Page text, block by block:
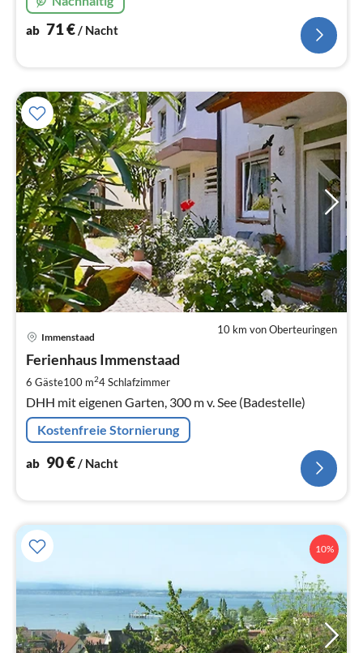
ab 71€/ Nacht
10 km von Oberteuringen
Immenstaad
Ferienhaus Immenstaad
6 Gäste100 m24Schlafzimmer
DHH mit eigenen Garten, 300 m v. See (Badestelle)
Kostenfreie Stornierung
ab 90€/ Nacht
10%